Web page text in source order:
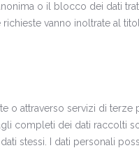
o il blocco dei dati
vanno inoltrate al
o attraverso servizi di terze
completi dei dati raccolti
stessi. I dati personali